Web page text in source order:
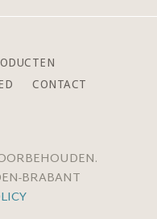
CONTACT
BRABANT